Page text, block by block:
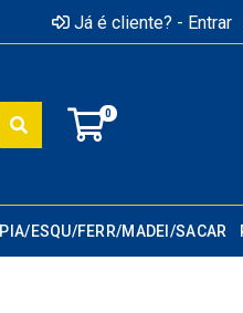
Já é cliente? - Entrar
0
PIA/ESQU/FERR/MADEI/SACAR